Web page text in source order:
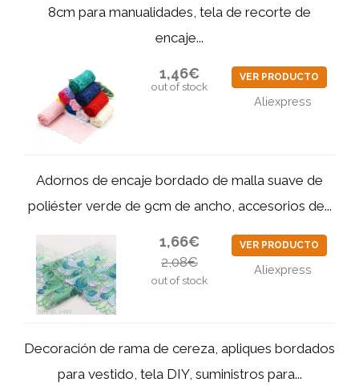
8cm para manualidades, tela de recorte de
encaje...
1,46€
out of stock
VER PRODUCTO
Aliexpress
Adornos de encaje bordado de malla suave de
poliéster verde de 9cm de ancho, accesorios de...
1,66€
2,08€
out of stock
VER PRODUCTO
Aliexpress
Decoración de rama de cereza, apliques bordados
para vestido, tela DIY, suministros para...